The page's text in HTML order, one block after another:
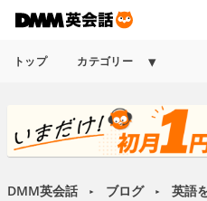
トップ カテゴリー
Expand
menu
DMM英会話 ► ブログ ► 英語